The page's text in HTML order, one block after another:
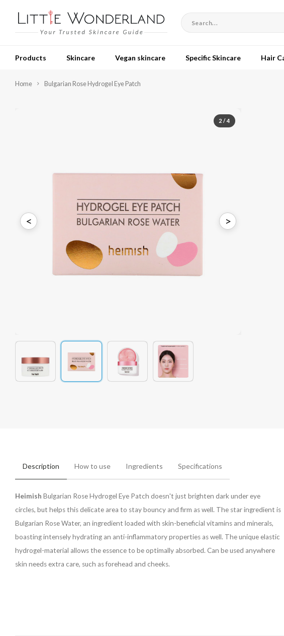
Products Skincare Vegan skincare Specific Skincare Hair
Home Bulgarian Rose Hydrogel Eye Patch
< >
2 /4
Description How to use Ingredients Specifications
Heimish Bulgarian Rose Hydrogel Eye Patch doesn't just brighten dark under eye
circles, but helps this delicate area to stay bouncy and firm as well. The star ingredient is
Bulgarian Rose Water, an ingredient loaded with skin-beneficial vitamins and minerals,
boasting intensely hydrating an anti-inflammatory properties as well. The unique elastic
hydrogel-material allows the essence to be optimally absorbed. Can be used anywhere
skin needs extra care, such as forehead and cheeks.